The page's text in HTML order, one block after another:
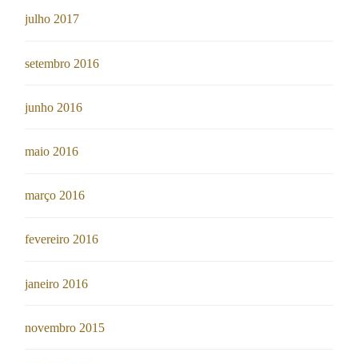
julho 2017
setembro 2016
junho 2016
maio 2016
março 2016
fevereiro 2016
janeiro 2016
novembro 2015